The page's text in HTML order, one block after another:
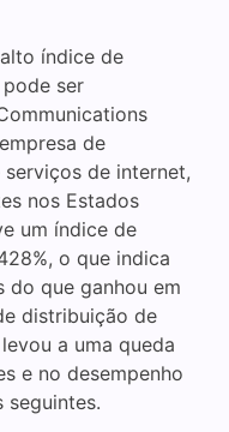
índice de
ser
de
de internet,
nos Estados
um índice de
o que indica
do que ganhou em
distribuição de
a uma queda
e no desempenho
seguintes.